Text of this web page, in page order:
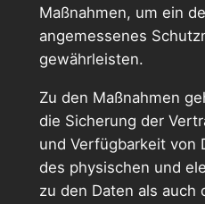
Maßnahmen, um ein
angemessenes
gewährleisten.
Zu den Maßnahmen
die Sicherung der
und Verfügbarkeit von
des physischen und
zu den Daten als